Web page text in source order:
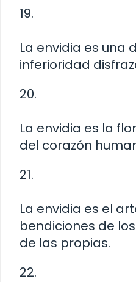
19.
La envidia es una
inferioridad
20.
La envidia es la
del corazón
21.
La envidia es el
bendiciones de
de las propias.
22.